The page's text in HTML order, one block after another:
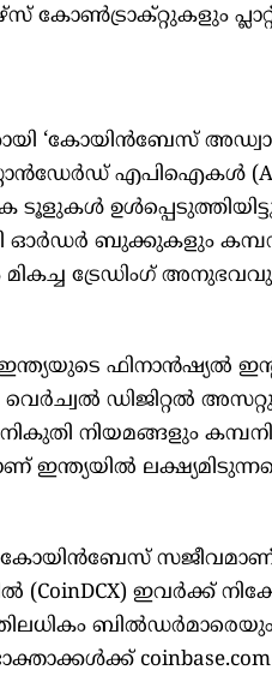
കോൺട്രാക്റ്റുകളും
‘കോയിൻബേസ്
സ്റ്റാൻഡേർഡ് എപിഐകൾ
ടൂളുകൾ
ഓർഡർ ബുക്കുകളും
മികച്ച ട്രേഡിംഗ്
ഫിനാൻഷ്യൽ
വെർച്വൽ ഡിജിറ്റൽ
നിയമങ്ങളും കമ്പനി
ഇന്ത്യയിൽ
കോയിൻബേസ്
ഇവർക്ക്
coinbase.com